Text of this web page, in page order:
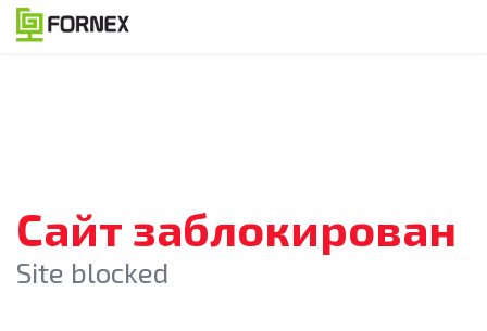
Сайт заблокирован
Site blocked